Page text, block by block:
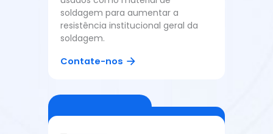
soldagem para aumentar a
resistência institucional geral da
soldagem.
Contate-nos